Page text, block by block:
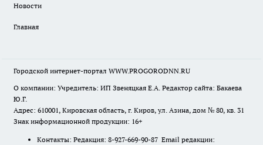
Новости
Главная
Городской интернет-портал WWW.PROGORODNN.RU
О компании: Учредитель: ИП Звеняцкая Е.А. Редактор сайта: Бакаева
Ю.Г.
Адрес: 610001, Кировская область, г. Киров, ул. Азина, дом № 80, кв. 31
Знак информационной продукции: 16+
Контакты: Редакция: 8-927-669-90-87 Email редакции: